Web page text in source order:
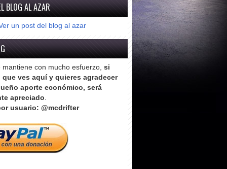
BLOG AL AZAR
un post del blog al azar
mantiene con mucho esfuerzo, si
ves aquí y quieres agradecer
aporte económico, será
apreciado.
usuario: @mcdrifter